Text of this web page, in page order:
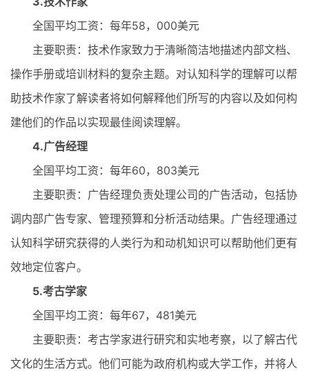
全国平均工资：每年58，000美元
主要职责：技术作家致力于清晰简洁地描述内部文档、
操作手册或培训材料的复杂主题。对认知科学的理解可以帮
助技术作家了解读者将如何解释他们所写的内容以及如何构
建他们的作品以实现最佳阅读理解。
4.广告经理
全国平均工资：每年60，803美元
主要职责：广告经理负责处理公司的广告活动，包括协
调内部广告专家、管理预算和分析活动结果。广告经理通过
认知科学研究获得的人类行为和动机知识可以帮助他们更有
效地定位客户。
5.考古学家
全国平均工资：每年67，481美元
主要职责：考古学家进行研究和实地考察，以了解古代
文化的生活方式。他们可能为政府机构或大学工作，并将人